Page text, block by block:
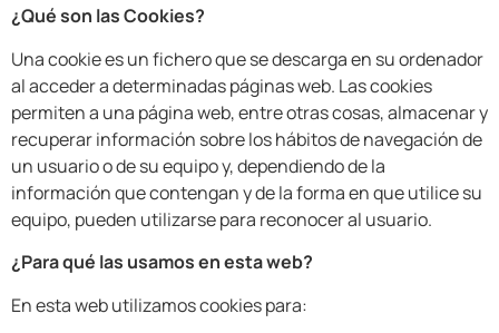
¿Qué son las Cookies?
Una cookie es un fichero que se descarga en su ordenador
al acceder a determinadas páginas web. Las cookies
permiten a una página web, entre otras cosas, almacenar y
recuperar información sobre los hábitos de navegación de
un usuario o de su equipo y, dependiendo de la
información que contengan y de la forma en que utilice su
equipo, pueden utilizarse para reconocer al usuario.
¿Para qué las usamos en esta web?
En esta web utilizamos cookies para: